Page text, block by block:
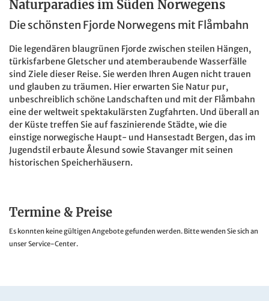
Naturparadies im Süden Norwegens
Die schönsten Fjorde Norwegens mit Flåmbahn
Die legendären blaugrünen Fjorde zwischen steilen Hängen,
türkisfarbene Gletscher und atemberaubende Wasserfälle
sind Ziele dieser Reise. Sie werden Ihren Augen nicht trauen
und glauben zu träumen. Hier erwarten Sie Natur pur,
unbeschreiblich schöne Landschaften und mit der Flåmbahn
eine der weltweit spektakulärsten Zugfahrten. Und überall an
der Küste treffen Sie auf faszinierende Städte, wie die
einstige norwegische Haupt- und Hansestadt Bergen, das im
Jugendstil erbaute Ålesund sowie Stavanger mit seinen
historischen Speicherhäusern.
Termine & Preise
Es konnten keine gültigen Angebote gefunden werden. Bitte wenden Sie sich an
unser Service-Center.